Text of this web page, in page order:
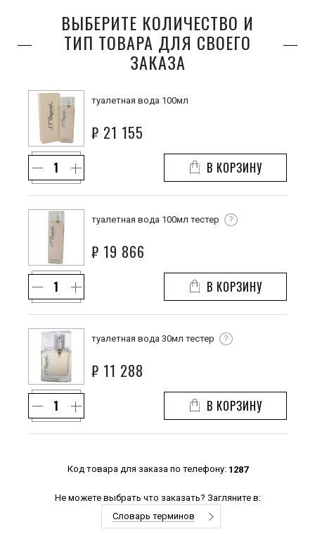
ВЫБЕРИТЕ КОЛИЧЕСТВО И
ТИП ТОВАРА ДЛЯ СВОЕГО
ЗАКАЗА
туалетная вода 100мл
₽ 21 155
В КОРЗИНУ
туалетная вода 100мл тестер ?
₽ 19 866
В КОРЗИНУ
туалетная вода 30мл тестер ?
₽ 11 288
В КОРЗИНУ
Код товара для заказа по телефону: 1287
Не можете выбрать что заказать? Загляните в:
Словарь терминов